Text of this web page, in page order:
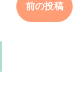
前の投稿